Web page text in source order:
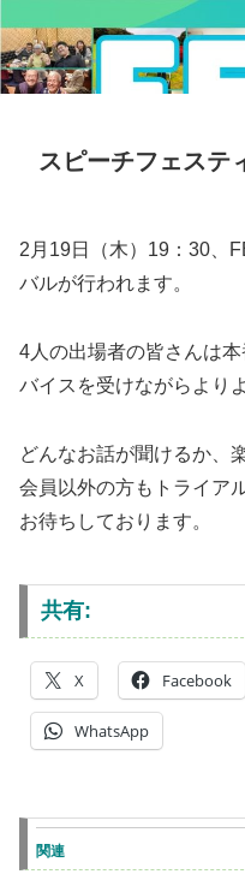
スピーチフェステ
2月19日（木）19：30、
バルが行われます。
4人の出場者の皆さんは
バイスを受けながらより
どんなお話が聞けるか、
会員以外の方もトライア
お待ちしております。
共有:
X Facebook
WhatsApp
関連